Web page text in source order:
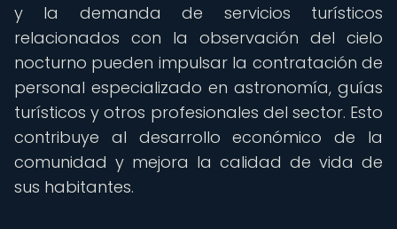
y la demanda de servicios turísticos
relacionados con la observación del cielo
nocturno pueden impulsar la contratación de
personal especializado en astronomía, guías
turísticos y otros profesionales del sector. Esto
contribuye al desarrollo económico de la
comunidad y mejora la calidad de vida de
sus habitantes.